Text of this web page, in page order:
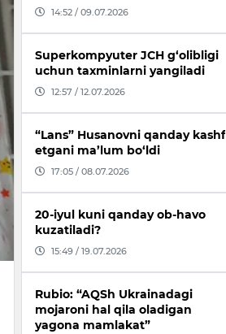
14:52 / 09.07.2026
Superkompyuter JCH g‘olibligi
uchun taxminlarni yangiladi
12:57 / 12.07.2026
“Lans” Husanovni qanday kashf
etgani ma’lum bo‘ldi
17:05 / 08.07.2026
20-iyul kuni qanday ob-havo
kuzatiladi?
15:49 / 19.07.2026
Rubio: “AQSh Ukrainadagi
mojaroni hal qila oladigan
yagona mamlakat”